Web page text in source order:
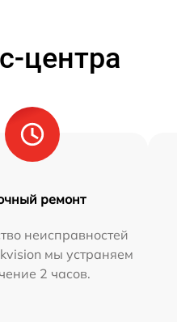
центра
ремонт
неисправностей
мы устраняем
2 часов.